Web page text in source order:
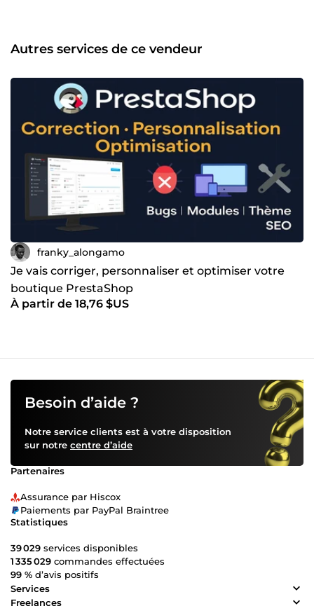
Autres services de ce vendeur
franky_alongamo
Je vais corriger, personnaliser et optimiser votre
boutique PrestaShop
À partir de 18,76 $US
Besoin d’aide ?
Notre service clients est à votre disposition
sur notre centre d’aide
Partenaires
Assurance par Hiscox
Paiements par PayPal Braintree
Statistiques
39 029 services disponibles
1 335 029 commandes effectuées
99 % d’avis positifs
Services
Freelances